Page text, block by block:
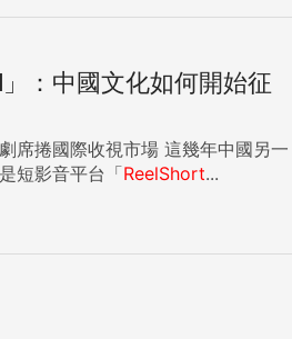
：中國文化如何開始征
收視市場 這幾年中國另一
短影音平台「ReelShort...